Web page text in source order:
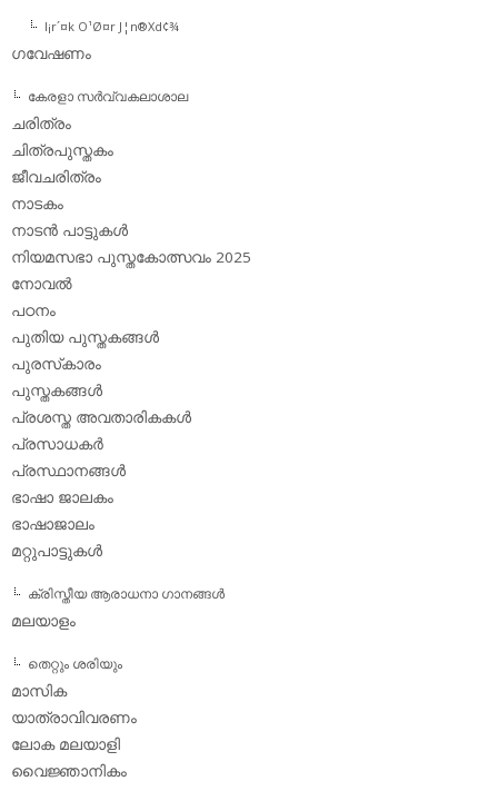
l¡r´¤k O¹Ø¤r J¦n®Xd¢¾
ഗവേഷണം
കേരളാ സര്‍വ്വകലാശാല
ചരിത്രം
ചിത്രപുസ്തകം
ജീവചരിത്രം
നാടകം
നാടന്‍ പാട്ടുകള്‍
നിയമസഭാ പുസ്തകോത്സവം 2025
നോവല്‍
പഠനം
പുതിയ പുസ്തകങ്ങള്‍
പുരസ്‌കാരം
പുസ്തകങ്ങള്‍
പ്രശസ്ത അവതാരികകള്‍
പ്രസാധകര്‍
പ്രസ്ഥാനങ്ങള്‍
ഭാഷാ ജാലകം
ഭാഷാജാലം
മറ്റുപാട്ടുകള്‍
ക്രിസ്തീയ ആരാധനാ ഗാനങ്ങള്‍
മലയാളം
തെറ്റും ശരിയും
മാസിക
യാത്രാവിവരണം
ലോക മലയാളി
വൈജ്ഞാനികം